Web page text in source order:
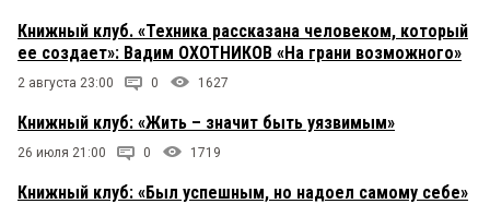
Книжный клуб. «Техника рассказана человеком, который
ее создает»: Вадим ОХОТНИКОВ «На грани возможного»
2 августа 23:00 0 1627
Книжный клуб: «Жить – значит быть уязвимым»
26 июля 21:00 0 1719
Книжный клуб: «Был успешным, но надоел самому себе»